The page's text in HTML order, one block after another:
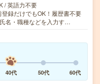
/ 英語力不要
録だけでもOK！履歴書不要
名・職種などを入力す…
40代 50代 60代